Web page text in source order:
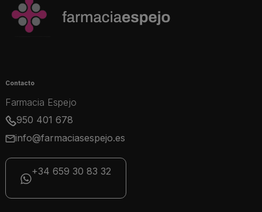
Contacto
Farmacia Espejo
950 401 678
info@farmaciasespejo.es
+34 659 30 83 32